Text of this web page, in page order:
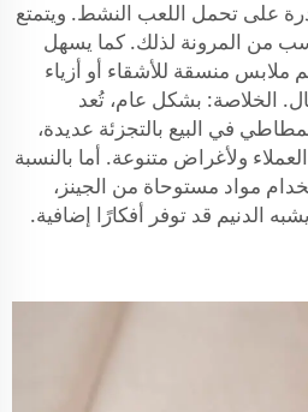
على تحمل اللعب النشط. ويتمتع
من المرونة لذلك. كما يسهل
ملابس منسقة للأشقاء أو أزياء
الخلاصة: بشكل عام، تُعد
في البيع بالتجزئة عديدة،
ولأغراض متنوعة. أما بالنسبة
مواد مستوحاة من الجينز،
الدنيم قد توفر أفكارًا إضافية.